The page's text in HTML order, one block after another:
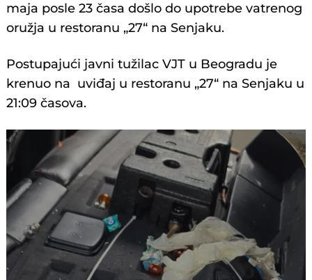
maja posle 23 časa došlo do upotrebe vatrenog
oružja u restoranu „27“ na Senjaku.
Postupajući javni tužilac VJT u Beogradu je
krenuo na uviđaj u restoranu „27“ na Senjaku u
21:09 časova.